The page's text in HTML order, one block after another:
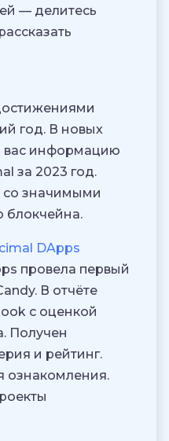
— делитесь
год. В новых
вас информацию
за 2023 год.
со значимыми
блокчейна.
DApps
провела первый
В отчёте
с оценкой
Получен
и рейтинг.
ознакомления.